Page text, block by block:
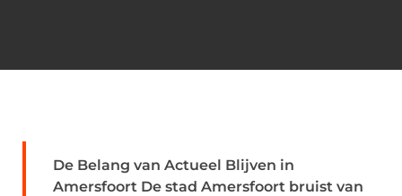
De Belang van Actueel Blijven in
Amersfoort De stad Amersfoort bruist van